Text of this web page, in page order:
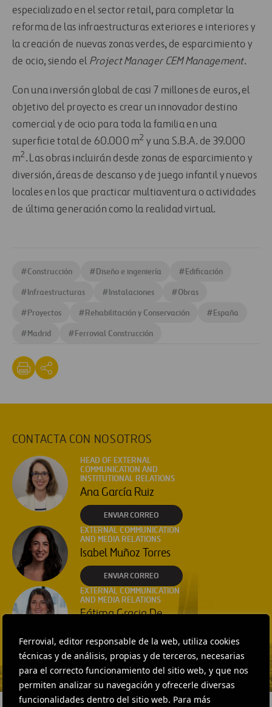
Ferrovial, editor responsable de la web, utiliza cookies
técnicas y de análisis, propias y de terceros, necesarias
para el correcto funcionamiento del sitio web, y que nos
permiten analizar su navegación y ofrecerle diversas
funcionalidades dentro del sitio web. Para más
especializado en el sector retail, para completar la
reforma de las infraestructuras exteriores e interiores y
la creación de nuevas zonas verdes, de esparcimiento y
de ocio, siendo el Project Manager CEM Management.
Con una inversión global de casi 7 millones de euros, el
objetivo del proyecto es crear un innovador destino
comercial y de ocio para toda la familia en una
superficie total de 60.000 m2 y una S.B.A. de 39.000
m2 . Las obras incluirán desde zonas de esparcimiento y
diversión, áreas de descanso y de juego infantil y nuevos
locales en los que practicar multiaventura o actividades
de última generación como la realidad virtual.
#Construcción #Diseño e ingeniería #Edificación
#Infraestructuras #Instalaciones #Obras
#Proyectos #Rehabilitación y Conservación #España
#Madrid #Ferrovial Construcción
CONTACTA CON NOSOTROS
HEAD OF EXTERNAL
COMMUNICATION AND
INSTITUTIONAL RELATIONS
Ana García Ruiz
ENVIAR CORREO
EXTERNAL COMMUNICATION
AND MEDIA RELATIONS
Isabel Muñoz Torres
ENVIAR CORREO
EXTERNAL COMMUNICATION
AND MEDIA RELATIONS
Fátima Gracia De
ENVIAR CORREO